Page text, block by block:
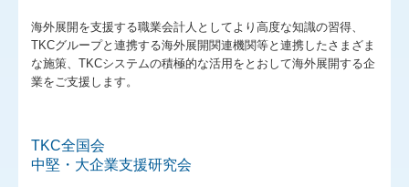
国の共済制度活用コーナー
今の税理士に満足していますか？
海外展開を支援する職業会計人としてより高度な知識の習得、
TKCグループと連携する海外展開関連機関等と連携したさまざま
な施策、TKCシステムの積極的な活用をとおして海外展開する企
業をご支援します。
TKC全国会
中堅・大企業支援研究会